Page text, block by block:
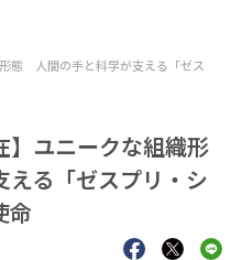
態 人間の手と科学が支える「ゼス
】ユニークな組織形
る「ゼスプリ・シ
命